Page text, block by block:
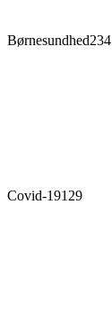
Børnesundhed234
Covid-19129